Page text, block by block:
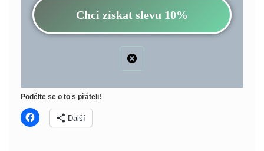
Podělte se o to s přáteli!
Další